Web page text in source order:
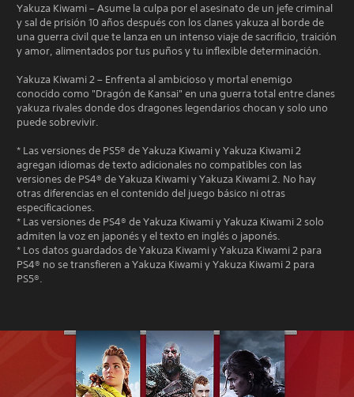
Yakuza Kiwami – Asume la culpa por el asesinato de un jefe criminal
y sal de prisión 10 años después con los clanes yakuza al borde de
una guerra civil que te lanza en un intenso viaje de sacrificio, traición
y amor, alimentados por tus puños y tu inflexible determinación.
Yakuza Kiwami 2 – Enfrenta al ambicioso y mortal enemigo
conocido como "Dragón de Kansai" en una guerra total entre clanes
yakuza rivales donde dos dragones legendarios chocan y solo uno
puede sobrevivir.
* Las versiones de PS5® de Yakuza Kiwami y Yakuza Kiwami 2
agregan idiomas de texto adicionales no compatibles con las
versiones de PS4® de Yakuza Kiwami y Yakuza Kiwami 2. No hay
otras diferencias en el contenido del juego básico ni otras
especificaciones.
* Las versiones de PS4® de Yakuza Kiwami y Yakuza Kiwami 2 solo
admiten la voz en japonés y el texto en inglés o japonés.
* Los datos guardados de Yakuza Kiwami y Yakuza Kiwami 2 para
PS4® no se transfieren a Yakuza Kiwami y Yakuza Kiwami 2 para
PS5®.